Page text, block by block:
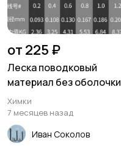
от 225 ₽
Леска поводковый
материал без оболочки
Химки
7 месяцев назад
Иван Соколов